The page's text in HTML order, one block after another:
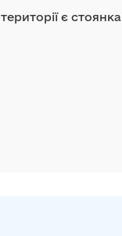
є стоянка